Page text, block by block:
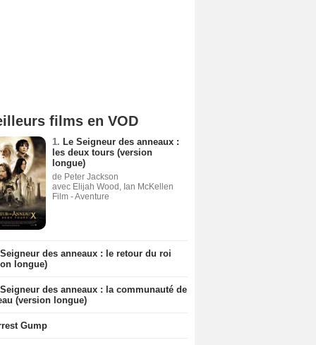
films en VOD
1. Le Seigneur des anneaux :
les deux tours (version
longue)
de Peter Jackson
avec Elijah Wood, Ian McKellen
Film - Aventure
des anneaux : le retour du roi
longue)
des anneaux : la communauté de
(version longue)
Gump